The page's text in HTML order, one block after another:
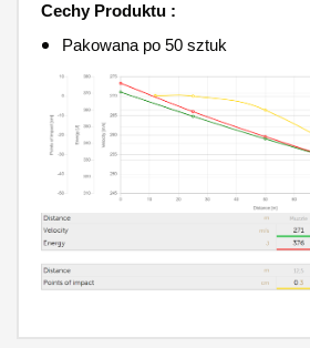
Cechy Produktu :
Pakowana po 50 sztuk